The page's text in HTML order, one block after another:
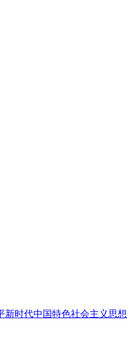
新时代中国特色社会主义思想